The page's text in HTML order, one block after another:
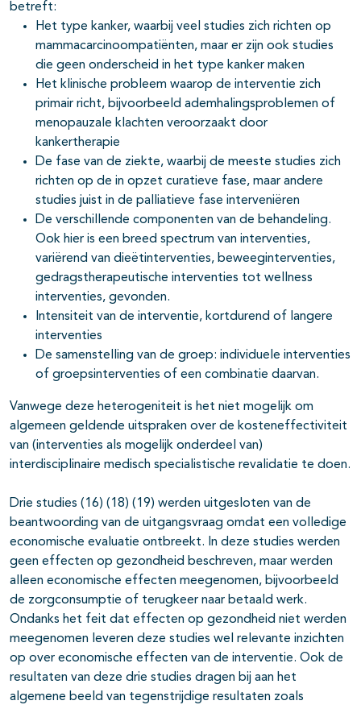
betreft:
Het type kanker, waarbij veel studies zich richten op
mammacarcinoompatiënten, maar er zijn ook studies
die geen onderscheid in het type kanker maken
Het klinische probleem waarop de interventie zich
primair richt, bijvoorbeeld ademhalingsproblemen of
menopauzale klachten veroorzaakt door
kankertherapie
De fase van de ziekte, waarbij de meeste studies zich
richten op de in opzet curatieve fase, maar andere
studies juist in de palliatieve fase interveniëren
De verschillende componenten van de behandeling.
Ook hier is een breed spectrum van interventies,
variërend van dieëtinterventies, beweeginterventies,
gedragstherapeutische interventies tot wellness
interventies, gevonden.
Intensiteit van de interventie, kortdurend of langere
interventies
De samenstelling van de groep: individuele interventies
of groepsinterventies of een combinatie daarvan.
Vanwege deze heterogeniteit is het niet mogelijk om
algemeen geldende uitspraken over de kosteneffectiviteit
van (interventies als mogelijk onderdeel van)
interdisciplinaire medisch specialistische revalidatie te doen.
Drie studies (16) (18) (19) werden uitgesloten van de
beantwoording van de uitgangsvraag omdat een volledige
economische evaluatie ontbreekt. In deze studies werden
geen effecten op gezondheid beschreven, maar werden
alleen economische effecten meegenomen, bijvoorbeeld
de zorgconsumptie of terugkeer naar betaald werk.
Ondanks het feit dat effecten op gezondheid niet werden
meegenomen leveren deze studies wel relevante inzichten
op over economische effecten van de interventie. Ook de
resultaten van deze drie studies dragen bij aan het
algemene beeld van tegenstrijdige resultaten zoals